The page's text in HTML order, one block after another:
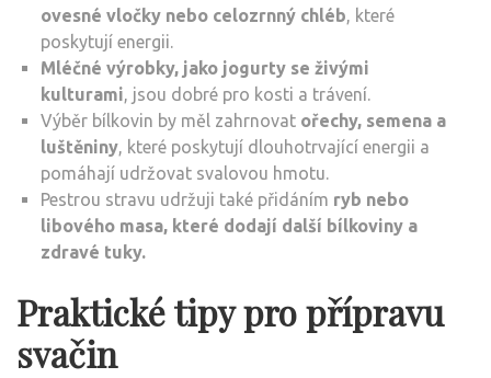
ovesné vločky nebo celozrnný chléb, které
poskytují energii.
Mléčné výrobky, jako jogurty se živými
kulturami, jsou dobré pro kosti a trávení.
Výběr bílkovin by měl zahrnovat ořechy, semena a
luštěniny, které poskytují dlouhotrvající energii a
pomáhají udržovat svalovou hmotu.
Pestrou stravu udržuji také přidáním ryb nebo
libového masa, které dodají další bílkoviny a
zdravé tuky.
Praktické tipy pro přípravu
svačin